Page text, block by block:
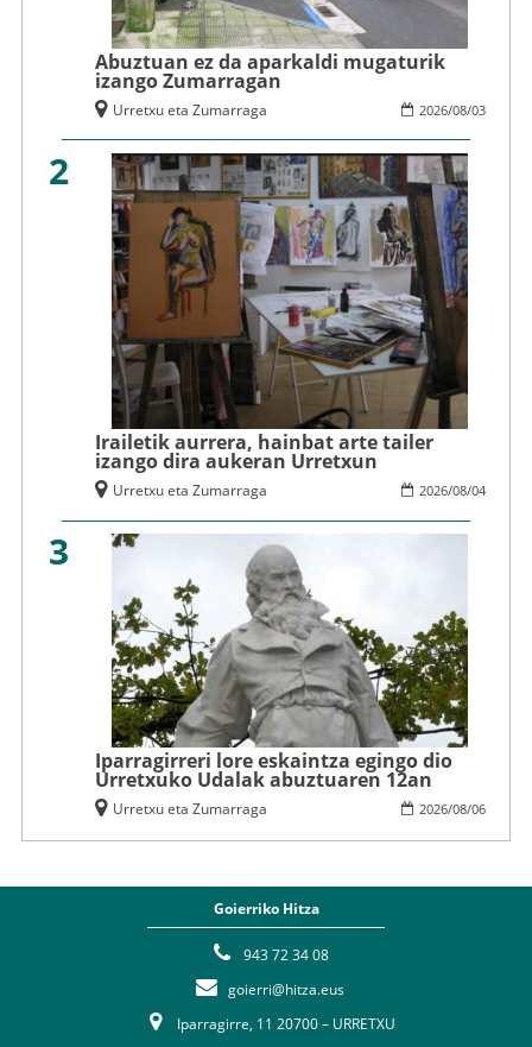
Abuztuan ez da aparkaldi mugaturik
izango Zumarragan
2026/08/03
Urretxu eta Zumarraga
2
Irailetik aurrera, hainbat arte tailer
izango dira aukeran Urretxun
2026/08/04
Urretxu eta Zumarraga
3
Iparragirreri lore eskaintza egingo dio
Urretxuko Udalak abuztuaren 12an
2026/08/06
Urretxu eta Zumarraga
Goierriko Hitza
943 72 34 08
goierri@hitza.eus
Iparragirre, 11 20700 – URRETXU